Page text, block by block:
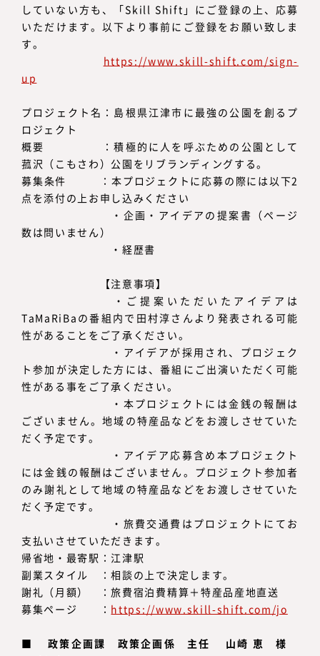
していない方も、「Skill Shift」にご登録の上、応募
いただけます。以下より事前にご登録をお願い致しま
す。
https://www.skill-shift.com/sign-
up
プロジェクト名：島根県江津市に最強の公園を創るプ
ロジェクト
概要 ：積極的に人を呼ぶための公園として
菰沢（こもさわ）公園をリブランディングする。
募集条件 ：本プロジェクトに応募の際には以下2
点を添付の上お申し込みください
・企画・アイデアの提案書（ページ
数は問いません）
・経歴書
【注意事項】
・ご提案いただいたアイデアは
TaMaRiBaの番組内で田村淳さんより発表される可能
性があることをご了承ください。
・アイデアが採用され、プロジェク
ト参加が決定した方には、番組にご出演いただく可能
性がある事をご了承ください。
・本プロジェクトには金銭の報酬は
ございません。地域の特産品などをお渡しさせていた
だく予定です。
・アイデア応募含め本プロジェクト
には金銭の報酬はございません。プロジェクト参加者
のみ謝礼として地域の特産品などをお渡しさせていた
だく予定です。
・旅費交通費はプロジェクトにてお
支払いさせていただきます。
帰省地・最寄駅：江津駅
副業スタイル ：相談の上で決定します。
謝礼（月額） ：旅費宿泊費精算＋特産品産地直送
募集ページ ： https://www.skill-shift.com/jo
■ 政策企画課 政策企画係 主任 山崎 恵 様